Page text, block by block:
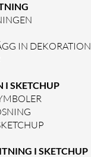
IN DEKORATION
I SKETCHUP
I SKETCHUP